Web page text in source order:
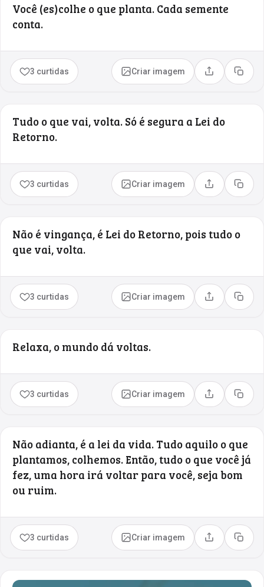
Você (es)colhe o que planta. Cada semente
conta.
3 curtidas Criar imagem Compartilhar
Copiar
Tudo o que vai, volta. Só é segura a Lei do
Retorno.
3 curtidas Criar imagem Compartilhar
Copiar
Não é vingança, é Lei do Retorno, pois tudo o
que vai, volta.
3 curtidas Criar imagem Compartilhar
Copiar
Relaxa, o mundo dá voltas.
3 curtidas Criar imagem Compartilhar
Copiar
Não adianta, é a lei da vida. Tudo aquilo o que
plantamos, colhemos. Então, tudo o que você já
fez, uma hora irá voltar para você, seja bom
ou ruim.
3 curtidas Criar imagem Compartilhar
Copiar